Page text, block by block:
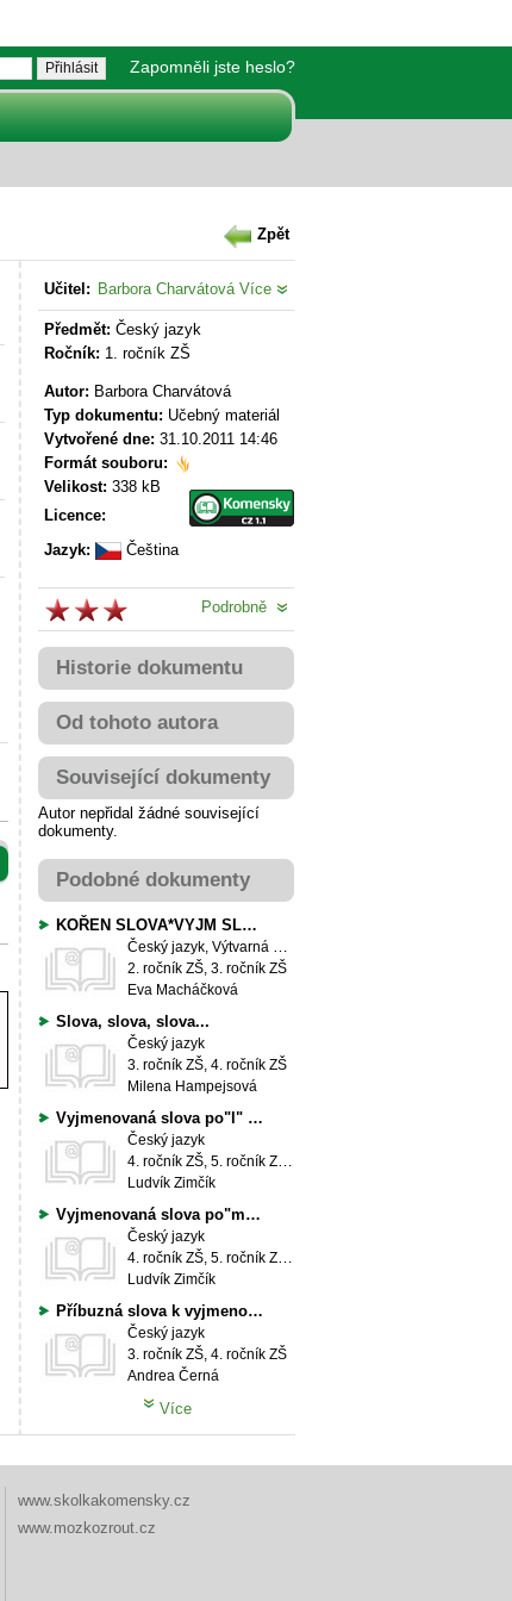
Zapomněli jste heslo?
Zpět
Učitel: Barbora Charvátová Více
Předmět: Český jazyk
Ročník: 1. ročník ZŠ
Autor: Barbora Charvátová
Typ dokumentu: Učebný materiál
Vytvořené dne: 31.10.2011 14:46
Formát souboru:
Velikost: 338 kB
Licence:
Jazyk:
Čeština
Podrobně
Historie dokumentu
Od tohoto autora
Související dokumenty
Autor nepřidal žádné související
dokumenty.
Podobné dokumenty
KOŘEN SLOVA*VYJM SLOVA*B, L
Český jazyk, Výtvarná výchova
2. ročník ZŠ, 3. ročník ZŠ
Eva Macháčková
Slova, slova, slova...
Český jazyk
3. ročník ZŠ, 4. ročník ZŠ
Milena Hampejsová
Vyjmenovaná slova po"l" a příbuzná slova - interaktivní přehled a test
Český jazyk
4. ročník ZŠ, 5. ročník ZŠ, 6. ročník ZŠ, 7. ročník ZŠ, 8. ročník ZŠ, 9. ročník ZŠ
Ludvík Zimčík
Vyjmenovaná slova po"m" a příbuzná slova - interaktivní přehled a test
Český jazyk
4. ročník ZŠ, 5. ročník ZŠ, 6. ročník ZŠ, 7. ročník ZŠ, 8. ročník ZŠ, 9. ročník ZŠ
Ludvík Zimčík
Příbuzná slova k vyjmenovaným slovům po M a P
Český jazyk
3. ročník ZŠ, 4. ročník ZŠ
Andrea Černá
Více
www.skolkakomensky.cz
www.mozkozrout.cz